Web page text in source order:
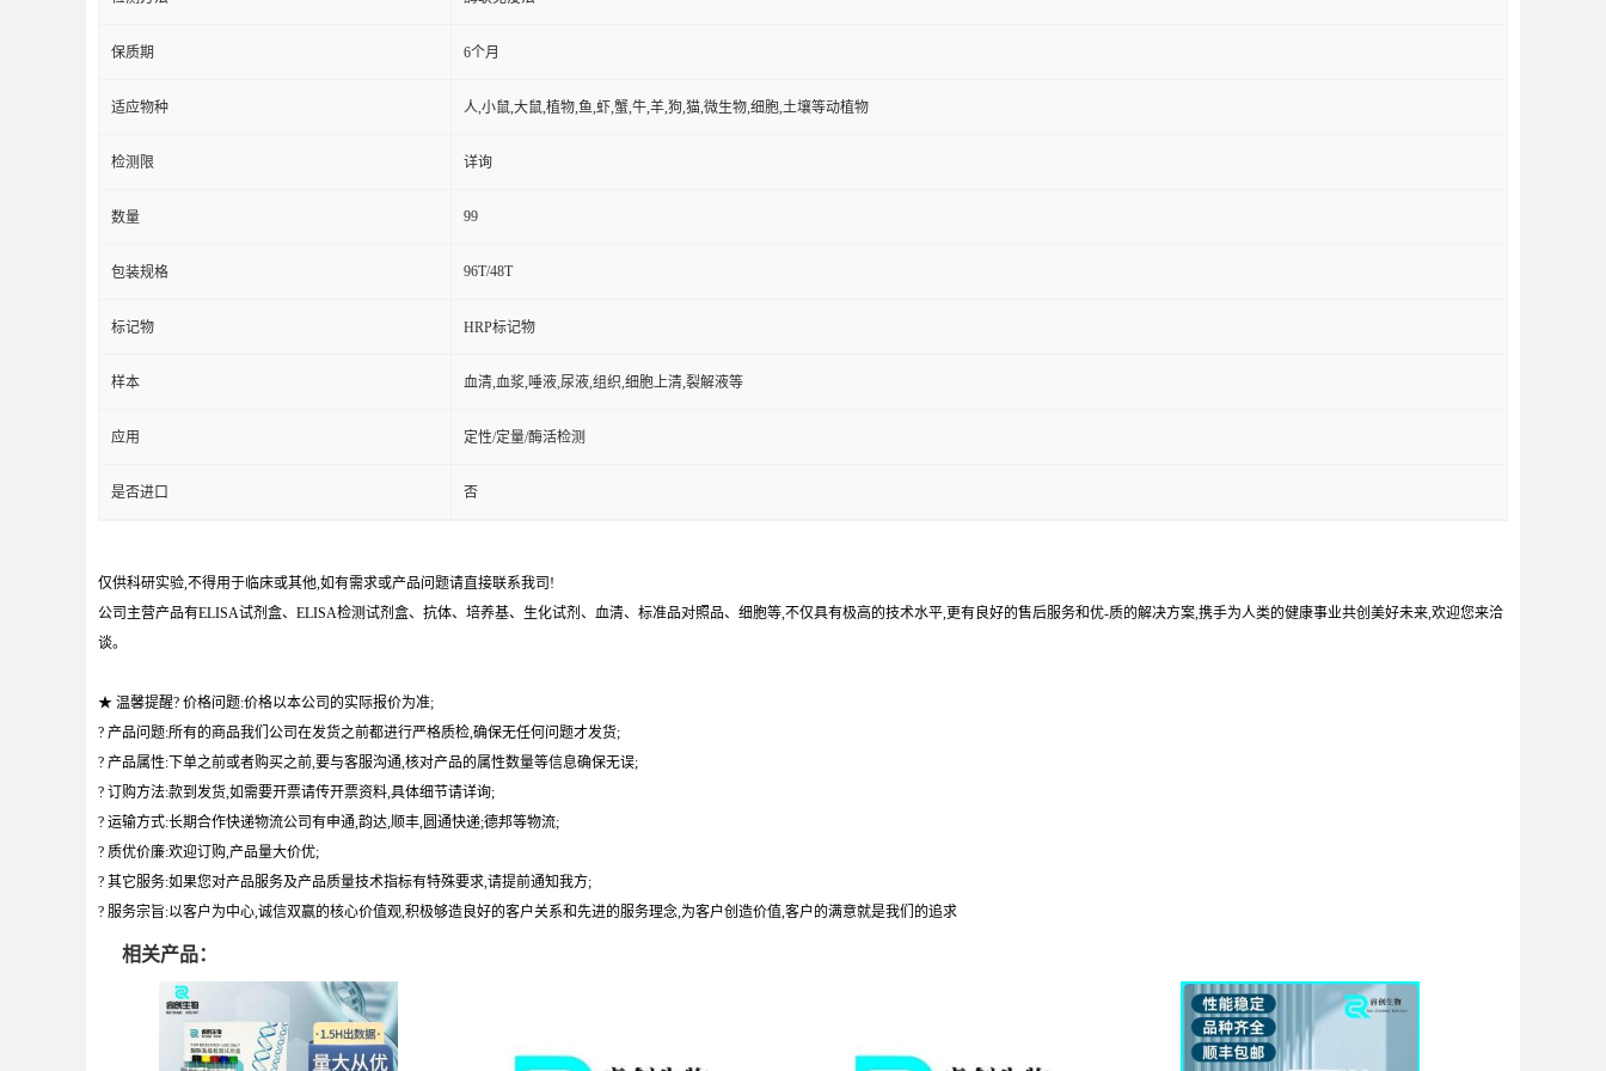
保质期 6个月
适应物种 人,小鼠,大鼠,植物,鱼,虾,蟹,牛,羊,狗,猫,微生物,细胞,土壤等动植物
检测限 详询
数量 99
包装规格 96T/48T
标记物 HRP标记物
样本 血清,血浆,唾液,尿液,组织,细胞上清,裂解液等
应用 定性/定量/酶活检测
是否进口 否
仅供科研实验,不得用于临床或其他,如有需求或产品问题请直接联系我司!
公司主营产品有ELISA试剂盒、ELISA检测试剂盒、抗体、培养基、生化试剂、血清、标准品对照品、细胞等,不仅具有极高的技术水平,更有良好的售后服务和优-质的解决方案,携手为人类的健康事业共创美好未来,欢迎您来洽
谈。
★ 温馨提醒? 价格问题:价格以本公司的实际报价为准;
? 产品问题:所有的商品我们公司在发货之前都进行严格质检,确保无任何问题才发货;
? 产品属性:下单之前或者购买之前,要与客服沟通,核对产品的属性数量等信息确保无误;
? 订购方法:款到发货,如需要开票请传开票资料,具体细节请详询;
? 运输方式:长期合作快递物流公司有申通,韵达,顺丰,圆通快递;德邦等物流;
? 质优价廉:欢迎订购,产品量大价优;
? 其它服务:如果您对产品服务及产品质量技术指标有特殊要求,请提前通知我方;
? 服务宗旨:以客户为中心,诚信双赢的核心价值观,积极够造良好的客户关系和先进的服务理念,为客户创造价值,客户的满意就是我们的追求
相关产品：